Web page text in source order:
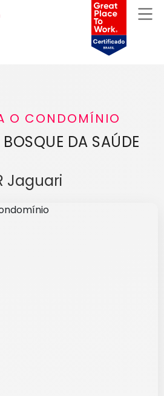
O CONDOMÍNIO
DA SAÚDE
Jaguari